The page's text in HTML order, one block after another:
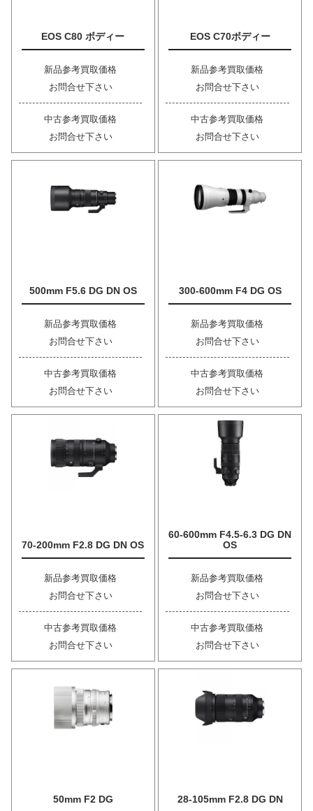
EOS C80 ボディー
新品参考買取価格
お問合せ下さい
中古参考買取価格
お問合せ下さい
EOS C70ボディー
新品参考買取価格
お問合せ下さい
中古参考買取価格
お問合せ下さい
500mm F5.6 DG DN OS
新品参考買取価格
お問合せ下さい
中古参考買取価格
お問合せ下さい
300-600mm F4 DG OS
新品参考買取価格
お問合せ下さい
中古参考買取価格
お問合せ下さい
70-200mm F2.8 DG DN OS
新品参考買取価格
お問合せ下さい
中古参考買取価格
お問合せ下さい
60-600mm F4.5-6.3 DG DN
OS
新品参考買取価格
お問合せ下さい
中古参考買取価格
お問合せ下さい
50mm F2 DG 28-105mm F2.8 DG DN